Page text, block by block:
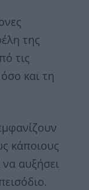
της
τις
και τη
κάποιους
αυξήσει